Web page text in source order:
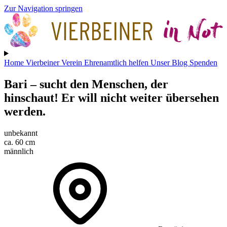
Zur Navigation springen
Home VierbeinerVerein Ehrenamtlich helfen Unser Blog Spenden
Bari– sucht den Menschen, der
hinschaut! Er will nicht weiter übersehen
werden.
unbekannt
ca. 60 cm
männlich